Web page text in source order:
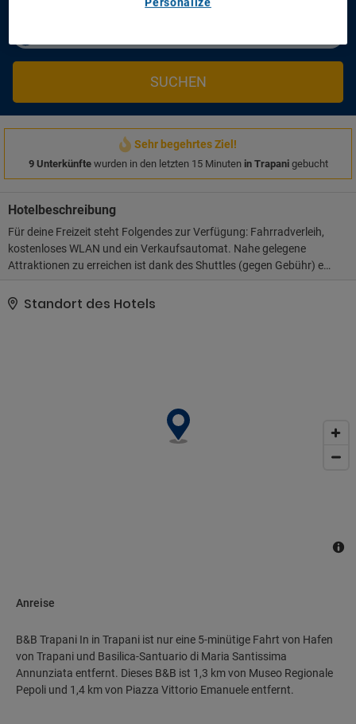
SUCHEN
Sehr begehrtes Ziel!
9 Unterkünftewurden in den letzten 15 Minutenin Trapanigebucht
Hotelbeschreibung
Für deine Freizeit steht Folgendes zur Verfügung: Fahrradverleih,
kostenloses WLAN und ein Verkaufsautomat. Nahe gelegene
Attraktionen zu erreichen ist dank des Shuttles (gegen Gebühr) ein
von folgender Organisation oder Institution erhalten: the local
Standort des Hotels
Anreise
B&B Trapani In in Trapani ist nur eine 5-minütige Fahrt von Hafen
von Trapani und Basilica-Santuario di Maria Santissima
Annunziata entfernt. Dieses B&B ist 1,3 km von Museo Regionale
Pepoli und 1,4 km von Piazza Vittorio Emanuele entfernt.